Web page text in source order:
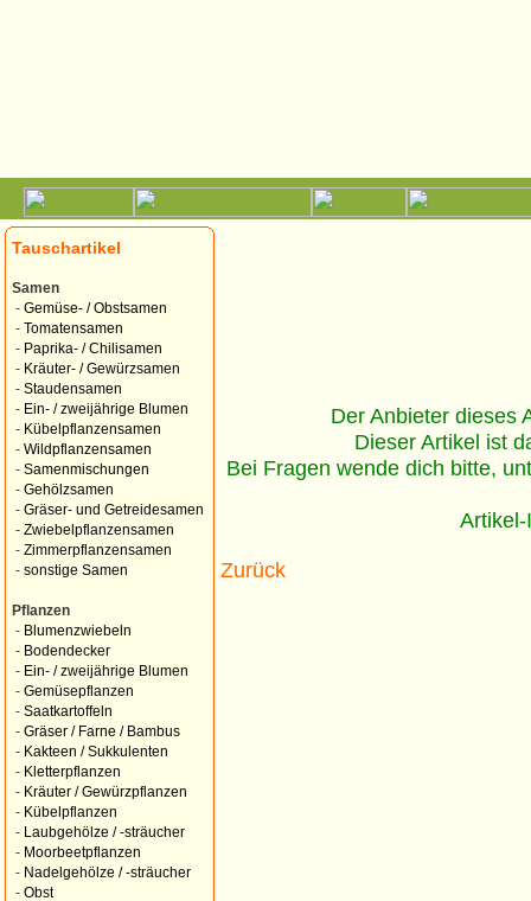
Tauschartikel
Samen
- Gemüse- / Obstsamen
- Tomatensamen
- Paprika- / Chilisamen
- Kräuter- / Gewürzsamen
- Staudensamen
- Ein- / zweijährige Blumen
- Kübelpflanzensamen
- Wildpflanzensamen
- Samenmischungen
- Gehölzsamen
- Gräser- und Getreidesamen
- Zwiebelpflanzensamen
- Zimmerpflanzensamen
- sonstige Samen
Pflanzen
- Blumenzwiebeln
- Bodendecker
- Ein- / zweijährige Blumen
- Gemüsepflanzen
- Saatkartoffeln
- Gräser / Farne / Bambus
- Kakteen / Sukkulenten
- Kletterpflanzen
- Kräuter / Gewürzpflanzen
- Kübelpflanzen
-
Laubgehölze / -sträucher
- Moorbeetpflanzen
- Nadelgehölze / -sträucher
- Obst
Der Anbieter dieses
Dieser Artikel ist
Bei Fragen wende dich bitte,
Zurück